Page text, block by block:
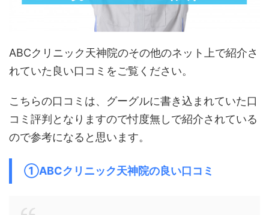
ABCクリニック天神院のその他のネット上で紹介さ
れていた良い口コミをご覧ください。
こちらの口コミは、グーグルに書き込まれていた口
コミ評判となりますので忖度無しで紹介されている
ので参考になると思います。
①ABCクリニック天神院の良い口コミ